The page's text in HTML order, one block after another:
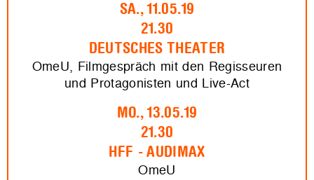
SA., 11.05.19
21.30
DEUTSCHES THEATER
OmeU, Filmgespräch mit den Regisseuren
und Protagonisten und Live-Act
MO., 13.05.19
21.30
HFF - AUDIMAX
OmeU